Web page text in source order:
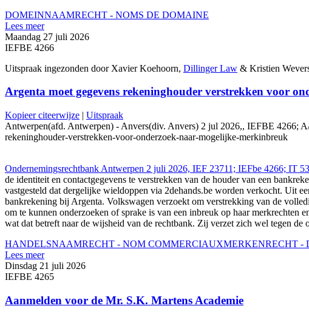
DOMEINNAAMRECHT - NOMS DE DOMAINE
Lees meer
Maandag 27 juli 2026
IEFBE 4266
Uitspraak ingezonden door Xavier Koehoorn, Dillinger Law & Kristien
Argenta moet gegevens rekeninghouder verstrekken voor
Kopieer citeerwijze | Uitspraak
Antwerpen(afd. Antwerpen) - Anvers(div. Anvers) 2 jul 2026,, IEFBE 4266;
rekeninghouder-verstrekken-voor-onderzoek-naar-mogelijke-merkinbreuk
Ondernemingsrechtbank Antwerpen 2 juli 2026, IEF 23711; IEFbe 4266; IT
de identiteit en contactgegevens te verstrekken van de houder van een
vastgesteld dat dergelijke wieldoppen via 2dehands.be worden verkocht. Uit
bankrekening bij Argenta. Volkswagen verzoekt om verstrekking van de
om te kunnen onderzoeken of sprake is van een inbreuk op haar merkrechten
wat dat betreft naar de wijsheid van de rechtbank. Zij verzet zich wel tegen
HANDELSNAAMRECHT - NOM COMMERCIAUXMERKENRECHT -
Lees meer
Dinsdag 21 juli 2026
IEFBE 4265
Aanmelden voor de Mr. S.K. Martens Academie